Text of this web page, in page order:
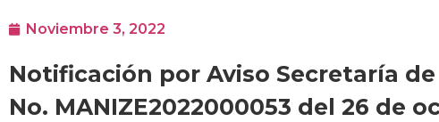
Noviembre 3, 2022
Notificación por Aviso Secretaría
No. MANIZE2022000053 del 26 de